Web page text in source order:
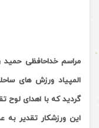
مراسم خداحافظی حمید
المپیاد ورزش های
گردید که با اهدای لوح
این ورزشکار تقدیر به